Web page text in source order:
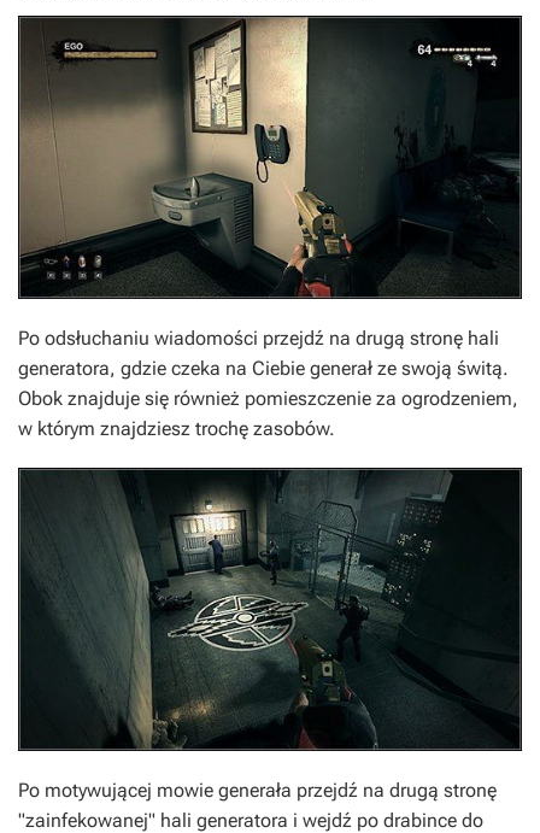
Po odsłuchaniu wiadomości przejdź na drugą stronę hali
generatora, gdzie czeka na Ciebie generał ze swoją świtą.
Obok znajduje się również pomieszczenie za ogrodzeniem,
w którym znajdziesz trochę zasobów.
Po motywującej mowie generała przejdź na drugą stronę
"zainfekowanej" hali generatora i wejdź po drabince do